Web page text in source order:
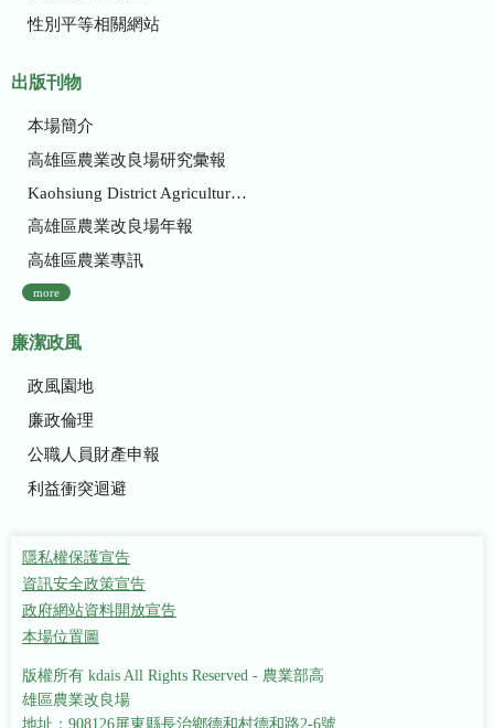
性別平等相關網站
出版刊物
本場簡介
高雄區農業改良場研究彙報
Kaohsiung District Agricultural Research and Extension Station
高雄區農業改良場年報
高雄區農業專訊
more
廉潔政風
政風園地
廉政倫理
公職人員財產申報
利益衝突迴避
隱私權保護宣告
資訊安全政策宣告
政府網站資料開放宣告
本場位置圖
版權所有 kdais All Rights Reserved - 農業部高
雄區農業改良場
地址：908126屏東縣長治鄉德和村德和路2-6號